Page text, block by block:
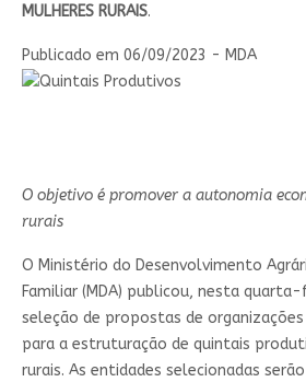
MULHERES RURAIS.
Publicado em 06/09/2023 - MDA
O objetivo é promover a autonomia
rurais
O Ministério do Desenvolvimento
Familiar (MDA) publicou, nesta quarta-
seleção de propostas de
para a estruturação de quintais
rurais. As entidades selecionadas